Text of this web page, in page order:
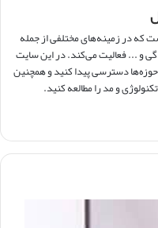
در زمینه‌های مختلفی از جمله
و ... فعالیت می‌کند. در این سایت
دسترسی پیدا کنید و همچنین
و مد را مطالعه کنید.